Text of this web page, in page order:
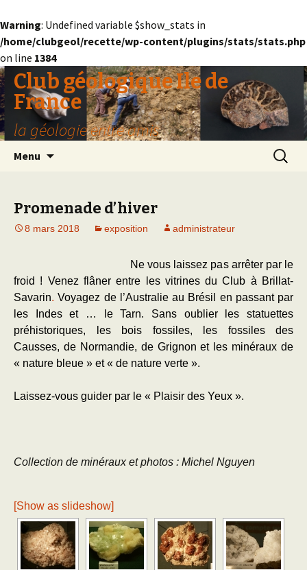
Warning: Undefined variable $show_stats in
/home/clubgeol/recette/wp-content/plugins/stats/stats.php
on line 1384
Club géologique Ile de
France
la géologie entre amis
Menu
Promenade d’hiver
8 mars 2018 exposition administrateur
Ne vous laissez pas arrêter par le
froid ! Venez flâner entre les vitrines du Club à Brillat-
Savarin.Voyagez de l’Australie au Brésil en passant par
les Indes et … le Tarn. Sans oublier les statuettes
préhistoriques, les bois fossiles, les fossiles des
Causses, de Normandie, de Grignon et les minéraux de
« nature bleue » et « de nature verte ».
Laissez-vous guider par le « Plaisir des Yeux ».
Collection de minéraux et photos : Michel Nguyen
[Show as slideshow]